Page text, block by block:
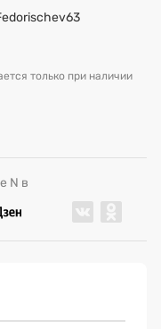
только при наличии
N в